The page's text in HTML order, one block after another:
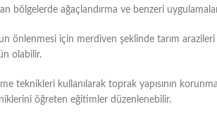
bölgelerde ağaçlandırma ve benzeri
önlenmesi için merdiven şeklinde tarım
olabilir.
teknikleri kullanılarak toprak yapısının
öğreten eğitimler düzenlenebilir.